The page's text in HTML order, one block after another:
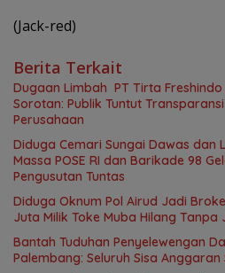
(Jack-red)
Berita Terkait
Dugaan Limbah PT Tirta
Sorotan: Publik Tuntut
Perusahaan
Diduga Cemari Sungai Dawas dan
Massa POSE RI dan Barikade 98
Pengusutan Tuntas
Diduga Oknum Pol Airud Jadi
Juta Milik Toke Muba Hilang Tanpa
Bantah Tuduhan Penyelewengan
Palembang: Seluruh Sisa